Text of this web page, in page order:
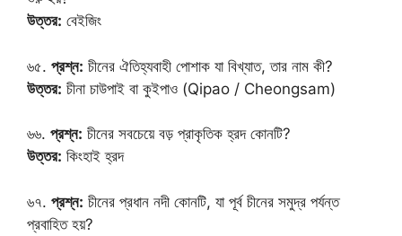
উত্তর: বেইজিং
৬৫. প্রশ্ন: চীনের ঐতিহ্যবাহী পোশাক যা বিখ্যাত, তার নাম কী?
উত্তর: চীনা চাউপাই বা কুইপাও (Qipao / Cheongsam)
৬৬. প্রশ্ন: চীনের সবচেয়ে বড় প্রাকৃতিক হ্রদ কোনটি?
উত্তর: কিংহাই হ্রদ
৬৭. প্রশ্ন: চীনের প্রধান নদী কোনটি, যা পূর্ব চীনের সমুদ্র পর্যন্ত
প্রবাহিত হয়?